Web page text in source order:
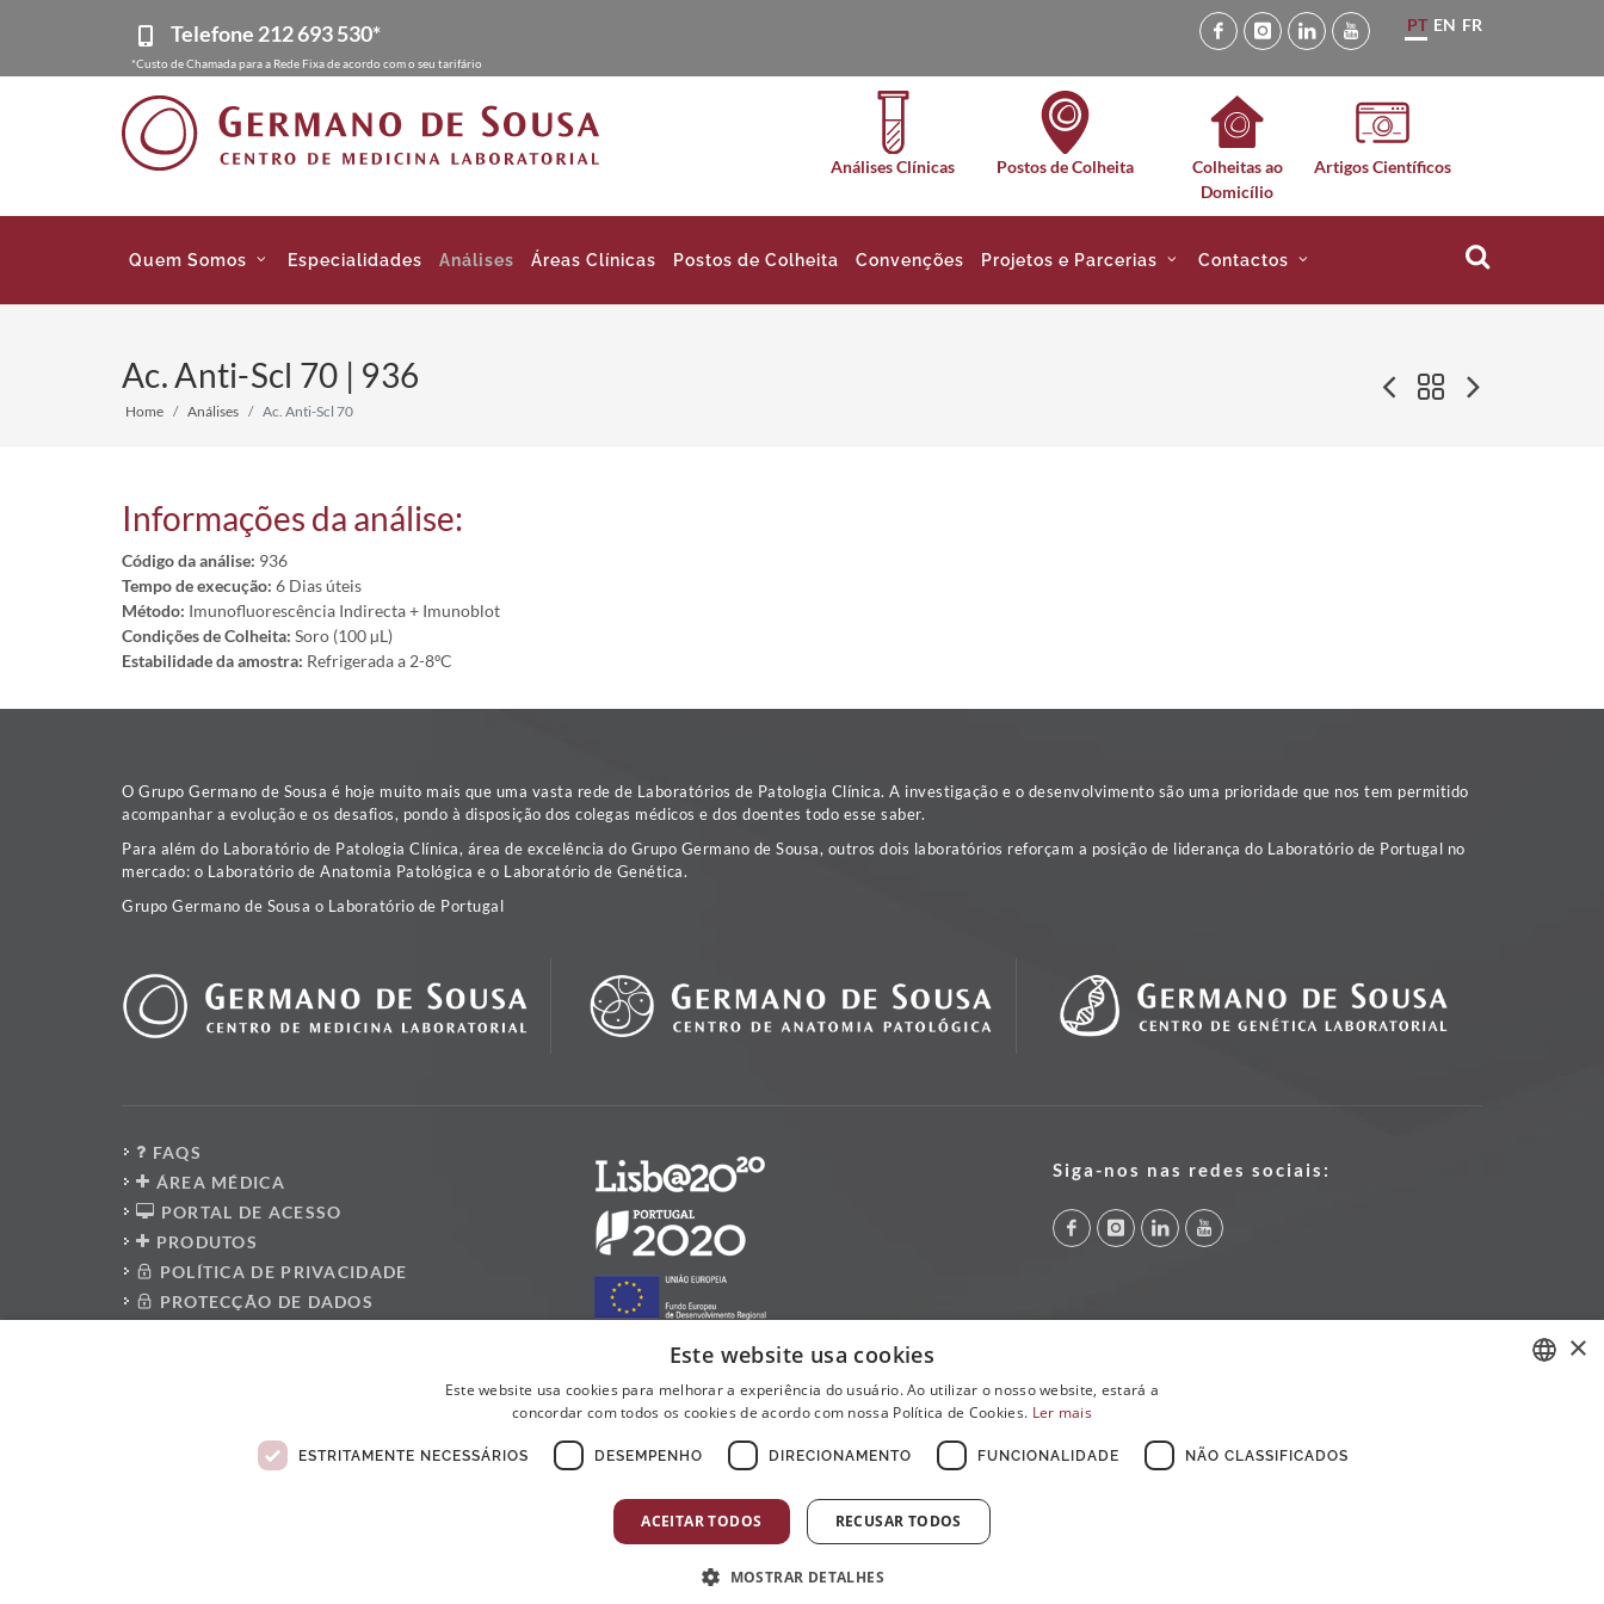
Telefone212 693 530*
*Custo de Chamada para a Rede Fixa de acordo com o seu tarifário
PT EN FR
Análises Clínicas Postos de Colheita
Colheitas ao
Domicílio
Artigos Científicos
Quem Somos Especialidades Análises Áreas Clínicas Postos de Colheita Convenções Projetos e Parcerias Contactos
Ac. Anti-Scl 70 | 936
Home Análises Ac. Anti-Scl 70
Informações da análise:
Código da análise: 936
Tempo de execução: 6 Dias úteis
Método: Imunofluorescência Indirecta + Imunoblot
Condições de Colheita: Soro (100 µL)
Estabilidade da amostra: Refrigerada a 2-8ºC
O Grupo Germano de Sousa é hoje muito mais que uma vasta rede de Laboratórios de Patologia Clínica. A investigação e o desenvolvimento são uma prioridade que nos tem permitido
acompanhar a evolução e os desafios, pondo à disposição dos colegas médicos e dos doentes todo esse saber.
Para além do Laboratório de Patologia Clínica, área de excelência do Grupo Germano de Sousa, outros dois laboratórios reforçam a posição de liderança do Laboratório de Portugal no
mercado: o Laboratório de Anatomia Patológica e o Laboratório de Genética.
Grupo Germano de Sousa o Laboratório de Portugal
FAQS
ÁREA MÉDICA
PORTAL DE ACESSO
PRODUTOS
POLÍTICA DE PRIVACIDADE
PROTECÇÃO DE DADOS
LIVRO DE RECLAMAÇÕES ELETRÓNICO
Siga-nos nas redes sociais:
×
Este website usa cookies
Este website usa cookies para melhorar a experiência do usuário. Ao utilizar o nosso website, estará a
concordar com todos os cookies de acordo com nossa Política de Cookies. Ler mais
ESTRITAMENTE NECESSÁRIOS DESEMPENHO DIRECIONAMENTO FUNCIONALIDADE NÃO CLASSIFICADOS
ACEITAR TODOS RECUSAR TODOS
MOSTRAR DETALHES